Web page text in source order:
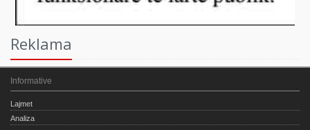
Reklama
Informative
Lajmet
Analiza